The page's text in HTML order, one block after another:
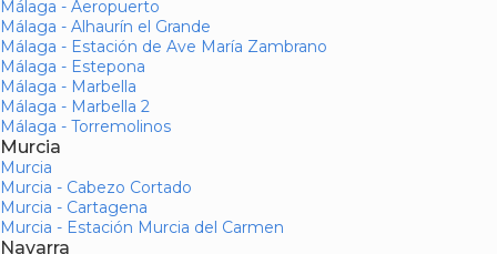
Málaga - Aeropuerto
Málaga - Alhaurín el Grande
Málaga - Estación de Ave María Zambrano
Málaga - Estepona
Málaga - Marbella
Málaga - Marbella 2
Málaga - Torremolinos
Murcia
Murcia
Murcia - Cabezo Cortado
Murcia - Cartagena
Murcia - Estación Murcia del Carmen
Navarra